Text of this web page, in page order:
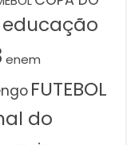
educação
enem
FUTEBOL
do